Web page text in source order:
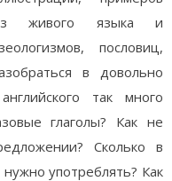
живого языка и
пословиц,
в довольно
так много
глаголы? Как не
Сколько в
употреблять? Как